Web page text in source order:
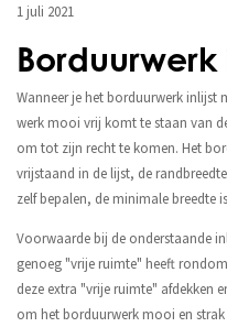
1 juli 2021
Borduurwerk
Wanneer je het borduurwerk inlijst
werk mooi vrij komt te staan van
om tot zijn recht te komen. Het
vrijstaand in de lijst, de
zelf bepalen, de minimale breedte
Voorwaarde bij de onderstaande
genoeg "vrije ruimte" heeft
deze extra "vrije ruimte" afdekken
om het borduurwerk mooi en strak